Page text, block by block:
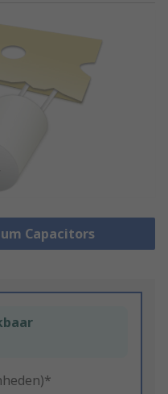
Capacitors